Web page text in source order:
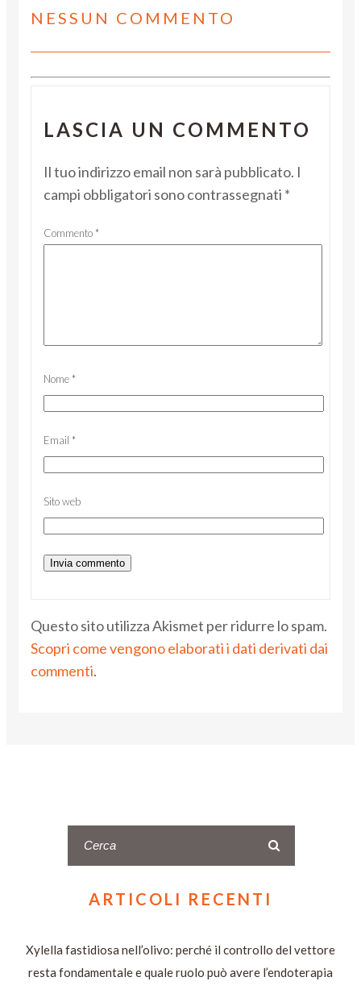
NESSUN COMMENTO
LASCIA UN COMMENTO
Il tuo indirizzo email non sarà pubblicato. I
campi obbligatori sono contrassegnati *
Commento *
Nome *
Email *
Sito web
Questo sito utilizza Akismet per ridurre lo spam.
Scopri come vengono elaborati i dati derivati dai
commenti.
ARTICOLI RECENTI
Xylella fastidiosa nell’olivo: perché il controllo del vettore
resta fondamentale e quale ruolo può avere l’endoterapia